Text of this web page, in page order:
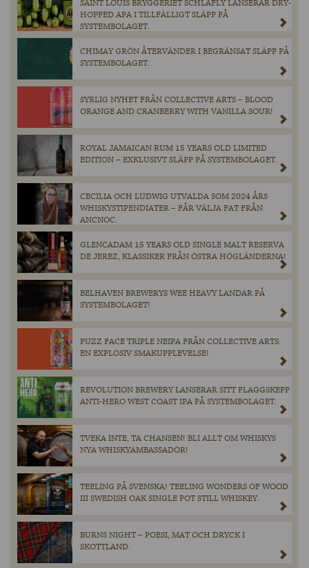
SAINT LOUIS BRYGGERIET SCHLAFLY LANSERAR DRY-
HOPPED APA I TILLFÄLLIGT SLÄPP PÅ
SYSTEMBOLAGET.
CHIMAY GRÖN ÅTERVÄNDER I BEGRÄNSAT SLÄPP PÅ
SYSTEMBOLAGET.
SYRLIG NYHET FRÅN COLLECTIVE ARTS – BLOOD
ORANGE AND CRANBERRY WITH VANILLA SOUR!
ROYAL JAMAICAN RUM 15 YEARS OLD LIMITED
EDITION – EXKLUSIVT SLÄPP PÅ SYSTEMBOLAGET.
CECILIA OCH LUDWIG UTVALDA SOM 2024 ÅRS
WHISKYSTIPENDIATER – FÅR VÄLJA FAT FRÅN
ANCNOC.
GLENCADAM 15 YEARS OLD SINGLE MALT RESERVA
DE JEREZ, KLASSIKER FRÅN ÖSTRA HÖGLÄNDERNA!
BELHAVEN BREWERYS WEE HEAVY LANDAR PÅ
SYSTEMBOLAGET!
FUZZ FACE TRIPLE NEIPA FRÅN COLLECTIVE ARTS:
EN EXPLOSIV SMAKUPPLEVELSE!
REVOLUTION BREWERY LANSERAR SITT FLAGGSKEPP
ANTI-HERO WEST COAST IPA PÅ SYSTEMBOLAGET.
TVEKA INTE, TA CHANSEN! BLI ALLT OM WHISKYS
NYA WHISKYAMBASSADÖR!
TEELING PÅ SVENSKA! TEELING WONDERS OF WOOD
III SWEDISH OAK SINGLE POT STILL WHISKEY.
BURNS NIGHT – POESI, MAT OCH DRYCK I
SKOTTLAND.